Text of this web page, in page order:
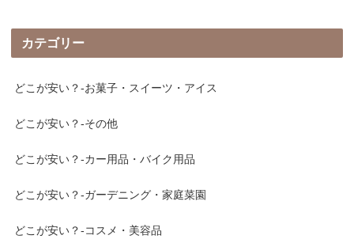
カテゴリー
どこが安い？-お菓子・スイーツ・アイス
どこが安い？-その他
どこが安い？-カー用品・バイク用品
どこが安い？-ガーデニング・家庭菜園
どこが安い？-コスメ・美容品